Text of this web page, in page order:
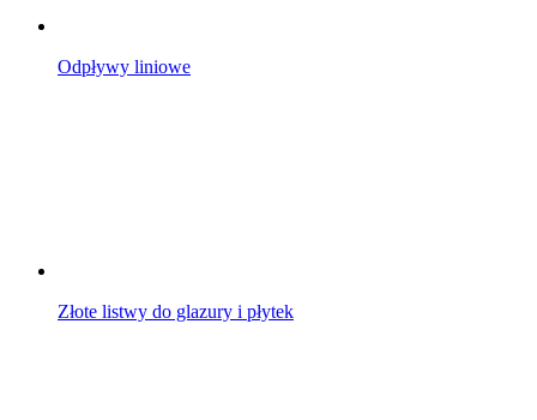
Odpływy liniowe
Złote listwy do glazury i płytek